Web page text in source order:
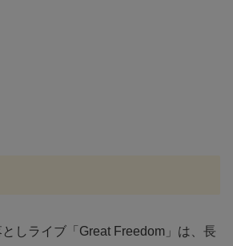
しライブ「Great Freedom」は、長